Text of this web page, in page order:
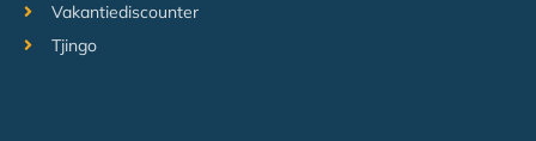
Vakantiediscounter
Tjingo